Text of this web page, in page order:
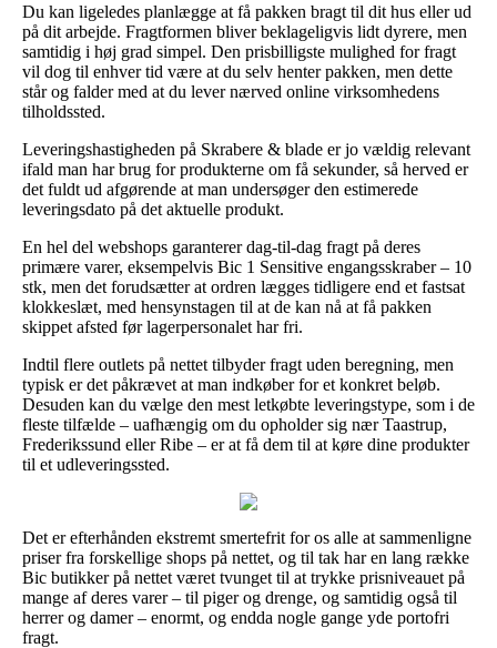
Du kan ligeledes planlægge at få pakken bragt til dit hus eller ud
på dit arbejde. Fragtformen bliver beklageligvis lidt dyrere, men
samtidig i høj grad simpel. Den prisbilligste mulighed for fragt
vil dog til enhver tid være at du selv henter pakken, men dette
står og falder med at du lever nærved online virksomhedens
tilholdssted.
Leveringshastigheden på Skrabere & blade er jo vældig relevant
ifald man har brug for produkterne om få sekunder, så herved er
det fuldt ud afgørende at man undersøger den estimerede
leveringsdato på det aktuelle produkt.
En hel del webshops garanterer dag-til-dag fragt på deres
primære varer, eksempelvis Bic 1 Sensitive engangsskraber – 10
stk, men det forudsætter at ordren lægges tidligere end et fastsat
klokkeslæt, med hensynstagen til at de kan nå at få pakken
skippet afsted før lagerpersonalet har fri.
Indtil flere outlets på nettet tilbyder fragt uden beregning, men
typisk er det påkrævet at man indkøber for et konkret beløb.
Desuden kan du vælge den mest letkøbte leveringstype, som i de
fleste tilfælde – uafhængig om du opholder sig nær Taastrup,
Frederikssund eller Ribe – er at få dem til at køre dine produkter
til et udleveringssted.
Det er efterhånden ekstremt smertefrit for os alle at sammenligne
priser fra forskellige shops på nettet, og til tak har en lang række
Bic butikker på nettet været tvunget til at trykke prisniveauet på
mange af deres varer – til piger og drenge, og samtidig også til
herrer og damer – enormt, og endda nogle gange yde portofri
fragt.